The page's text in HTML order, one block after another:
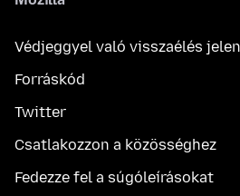
Védjeggyel való visszaélés
Forráskód
Twitter
Csatlakozzon a közösséghez
Fedezze fel a súgóleírásokat